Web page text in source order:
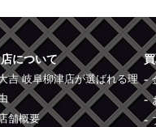
について
吉 岐阜柳津店が選ばれる理
舗概要